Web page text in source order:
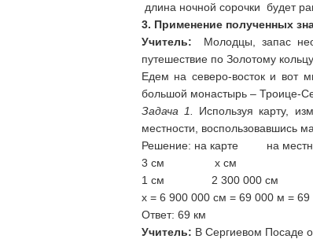
длина ночной сорочки будет
3. Применение полученных
Учитель:
Молодцы, запас
путешествие по Золотому
Едем на северо-восток и вот
большой монастырь – Троице-
Задача 1.
Используя карту,
местности, воспользовавшись
Решение: на карте на
3 см х см
1 см 2 300 000 см
х = 6 900 000 см = 69 000 м = 69
Ответ: 69 км
Учитель: В Сергиевом Посаде